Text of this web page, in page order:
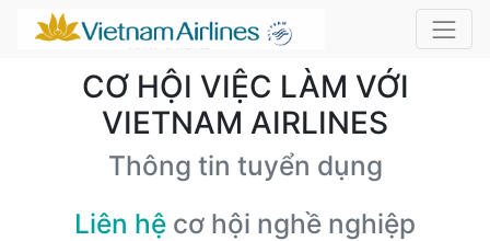
CƠ HỘI VIỆC LÀM VỚI
VIETNAM AIRLINES
Thông tin tuyển dụng
Liên hệ cơ hội nghề nghiệp